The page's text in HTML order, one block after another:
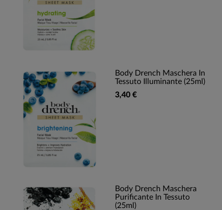
Body Drench Maschera In
Tessuto Illuminante (25ml)
3,40 €
Body Drench Maschera
Purificante In Tessuto
(25ml)